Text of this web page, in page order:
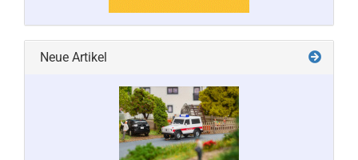
Neue Artikel